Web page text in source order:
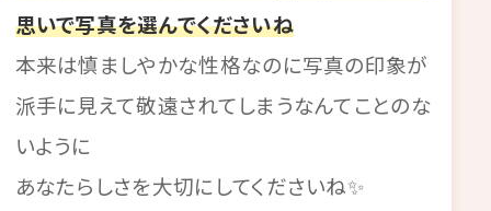
思いで写真を選んでくださいね
本来は慎ましやかな性格なのに写真の印象が
派手に見えて敬遠されてしまうなんてことのな
いように
あなたらしさを大切にしてくださいね✨